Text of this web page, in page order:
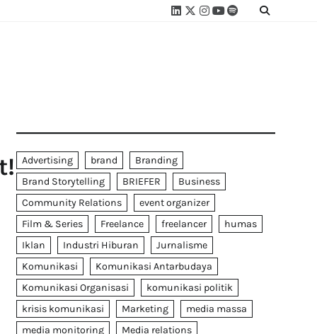
Linkedin
Twitter
Instagram
Youtube
SpotifyLinktree
Advertising brand
Branding
Brand Storytelling
BRIEFER
Business
Community Relations
event organizer
Film & Series
Freelance freelancer
humas
Iklan
Industri Hiburan
Jurnalisme
Komunikasi
Komunikasi Antarbudaya
Komunikasi Organisasi
komunikasi politik
krisis komunikasi
Marketing
media massa
media monitoring
Media relations